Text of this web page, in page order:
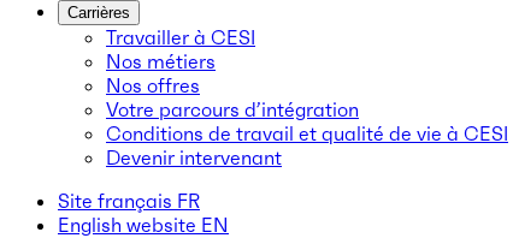
Carrières
Travailler à CESI
Nos métiers
Nos offres
Votre parcours d’intégration
Conditions de travail et qualité de vie à CESI
Devenir intervenant
Site français FR
English website EN